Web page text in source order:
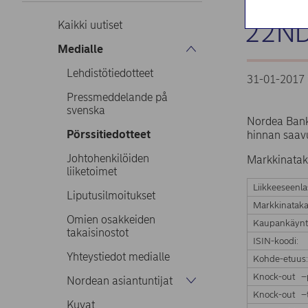
Kaikki uutiset
Medialle
Lehdistötiedotteet
Pressmeddelande på
svenska
Pörssitiedotteet
Johtohenkilöiden
liiketoimet
Liputusilmoitukset
Omien osakkeiden
takaisinostot
Yhteystiedot medialle
Nordean asiantuntijat
Kuvat
31-01-2017
Nordea
hinnan
ISIN-koodi:
Kohde-etuus:
Knock-out
Knock-out